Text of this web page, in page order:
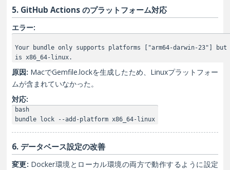
5. GitHub Actions のプラットフォーム対応
エラー:
Your bundle only supports platforms ["arm64-darwin-23"]
is x86_64-linux.
原因: MacでGemfile.lockを生成したため、Linuxプラットフォー
ムが含まれていなかった。
対応:
bash
bundle lock --add-platform x86_64-linux
6. データベース設定の改善
変更: Docker環境とローカル環境の両方で動作するように設定